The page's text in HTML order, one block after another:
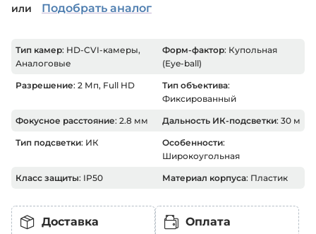
или Подобрать аналог
Доставка Оплата
Тип камер: HD-CVI-камеры,
Аналоговые
Форм-фактор: Купольная
(Eye-ball)
Разрешение: 2 Мп, Full HD Тип объектива:
Фиксированный
Фокусное расстояние: 2.8 мм Дальность ИК-подсветки: 30 м
Тип подсветки: ИК Особенности:
Широкоугольная
Класс защиты: IP50 Материал корпуса: Пластик